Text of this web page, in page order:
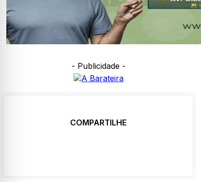
- Publicidade -
COMPARTILHE